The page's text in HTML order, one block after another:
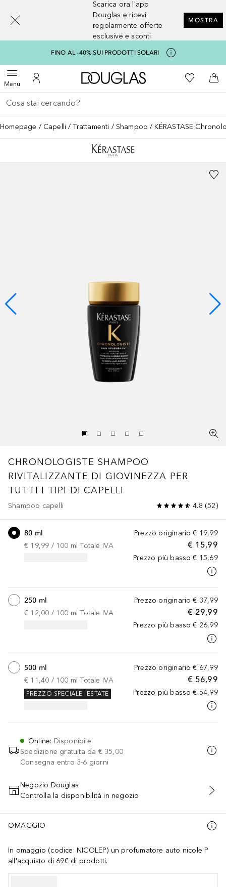
Scarica ora l'app
Douglas e ricevi
regolarmente offerte
esclusive e sconti
MOSTRA
FINO AL -40% SUI PRODOTTI SOLARI
MenuApri menuAl Mio Account
A Douglas HomeAlla Mia
Al
Torna indietro
Esegui ricerca
Homepage Capelli Trattamenti Shampoo KÉRASTASE
CHRONOLOGISTE SHAMPOO
RIVITALIZZANTE DI GIOVINEZZA PER
TUTTI I TIPI DI CAPELLI
Shampoo capelli 4.8 (52)
Prezzo originario € 19,99
€ 15,99
Prezzo più basso € 15,69
80 ml
€ 19,99 / 100 ml Totale IVA
Prezzo originario € 37,99
€ 29,99
Prezzo più basso € 26,99
250 ml
€ 12,00 / 100 ml Totale IVA
Prezzo originario € 67,99
€ 56,99
Prezzo più basso € 54,99
500 ml
€ 11,40 / 100 ml Totale IVA
ESTATE
PREZZO SPECIALE
Online: Disponibile
Spedizione gratuita da € 35,00
Consegna entro 3-6 giorni
AGGIUNGI AL CARRELLO
Negozio Douglas
Controlla la disponibilità in negozio
OMAGGIO
In omaggio (codice: NICOLEP) un profumatore auto nicole P
all'acquisto di 69€ di prodotti.
[navigation.slideout.screenreader]